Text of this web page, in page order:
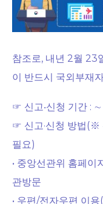
참조로, 내년 2월 23
이 반드시 국외부재
☞ 신고‧신청 기간 :
☞ 신고·신청 방법(※
필요)
• 중앙선관위 홈페이
관방문
• 우편/전자우편